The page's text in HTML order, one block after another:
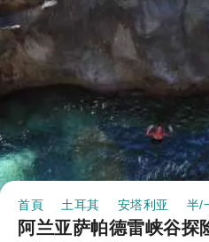
首頁 土耳其 安塔利亚 半/
阿兰亚萨帕德雷峡谷探